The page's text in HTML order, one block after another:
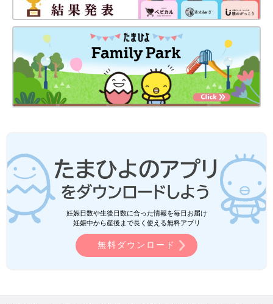
妊娠日数や生後日数に合った情報を毎日お届け
妊娠中から産後まで長く使える無料アプリ
無料ダウンロード